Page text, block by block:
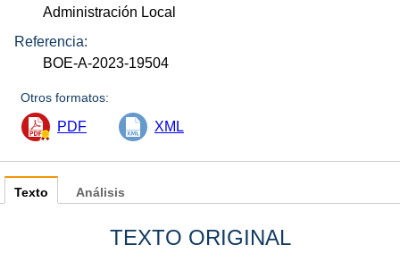
Administración Local
Referencia:
BOE-A-2023-19504
Otros formatos:
PDF XML
Texto
TEXTO ORIGINAL
Análisis